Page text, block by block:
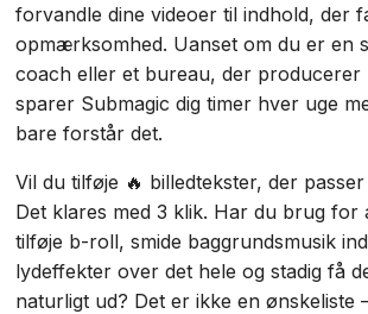
forvandle dine videoer til indhold, der
opmærksomhed. Uanset om du er en
coach eller et bureau, der producerer
sparer Submagic dig timer hver uge
bare forstår det.
Vil du tilføje 🔥 billedtekster, der
Det klares med 3 klik. Har du brug
tilføje b-roll, smide baggrundsmusik
lydeffekter over det hele og stadig få
naturligt ud? Det er ikke en ønskeliste